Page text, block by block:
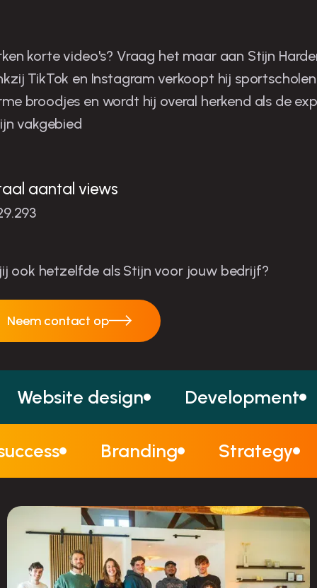
is de man in zijn niche
korte video's? Vraag het maar aan Stijn
TikTok en Instagram verkoopt hij
broodjes en wordt hij overal herkend als de
vakgebied
aantal views
ook hetzelfde als Stijn voor jouw bedrijf?
Neem contact op
Neem contact op
Website design Development
Branding Strategy